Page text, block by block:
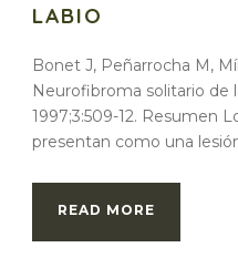
LABIO
Bonet J, Peñarrocha M,
Neurofibroma solitario de
1997;3:509-12. Resumen
presentan como una
READ MORE